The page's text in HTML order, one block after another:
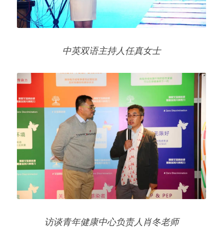
中英双语主持人任真女士
访谈青年健康中心负责人肖冬老师